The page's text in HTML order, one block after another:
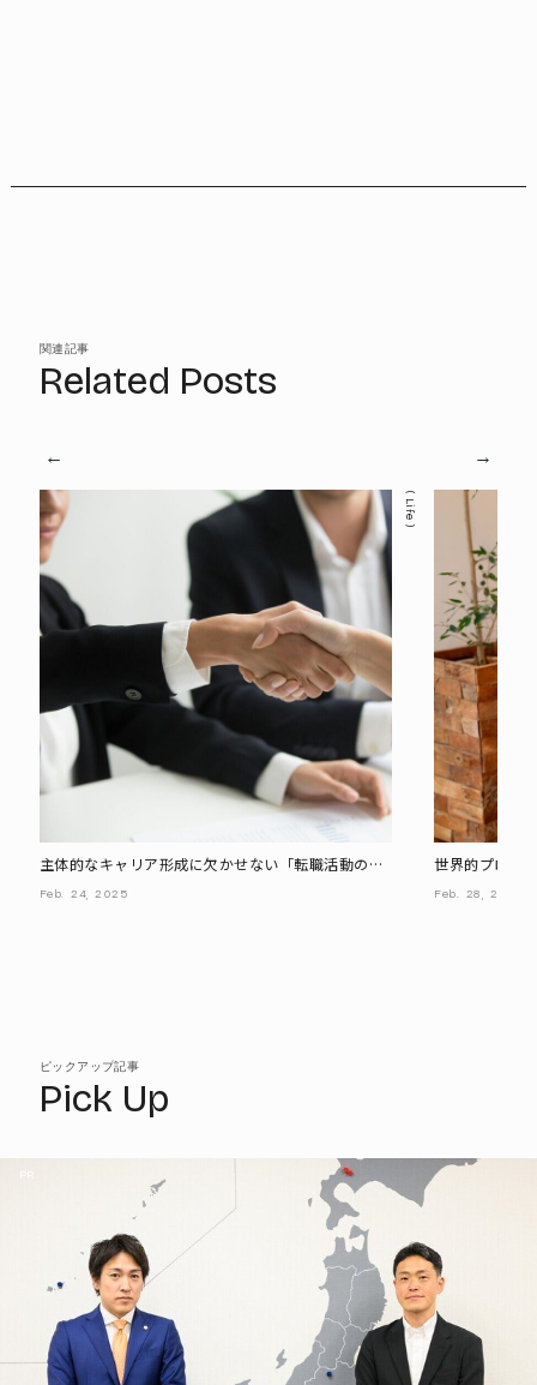
関連記事
Related Posts
Life
主体的なキャリア形成に欠かせない「転職活動の基
礎スキル」
Feb. 24, 2025
世界的プロデ
ている「ミッ
Feb. 28, 2025
ピックアップ記事
Pick Up
PR